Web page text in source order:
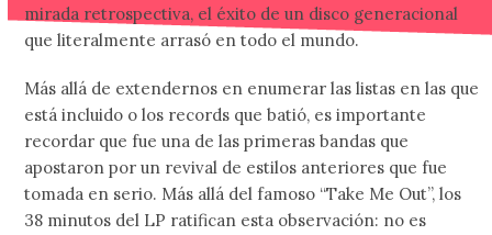
mirada retrospectiva, el éxito de un disco generacional
que literalmente arrasó en todo el mundo.
Más allá de extendernos en enumerar las listas en las que
está incluido o los records que batió, es importante
recordar que fue una de las primeras bandas que
apostaron por un revival de estilos anteriores que fue
tomada en serio. Más allá del famoso “Take Me Out”, los
38 minutos del LP ratifican esta observación: no es